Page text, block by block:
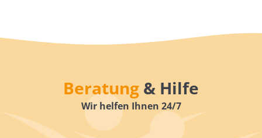
Beratung & Hilfe
Wir helfen Ihnen 24/7